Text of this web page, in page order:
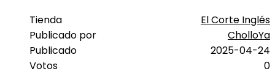
Tienda
El Corte Inglés
Publicado por
CholloYa
Publicado
2025-04-24
Votos
0